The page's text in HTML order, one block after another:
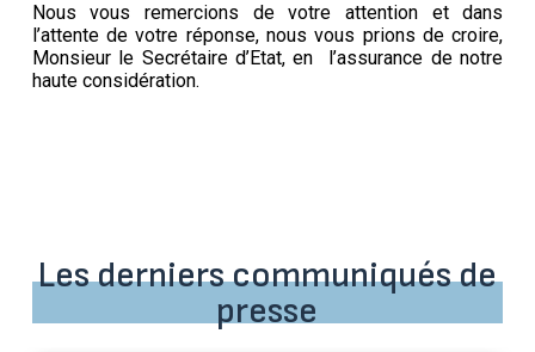
Nous vous remercions de votre attention et dans
l’attente de votre réponse, nous vous prions de croire,
Monsieur le Secrétaire d’Etat, en l’assurance de notre
haute considération.
Les derniers communiqués de
presse